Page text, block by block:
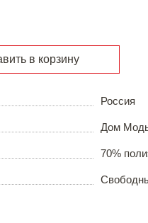
в корзину
Россия
Дом
70%